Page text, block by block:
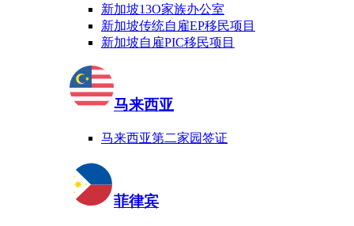
新加坡13O家族办公室
新加坡传统自雇EP移民项目
新加坡自雇PIC移民项目
马来西亚
马来西亚第二家园签证
菲律宾